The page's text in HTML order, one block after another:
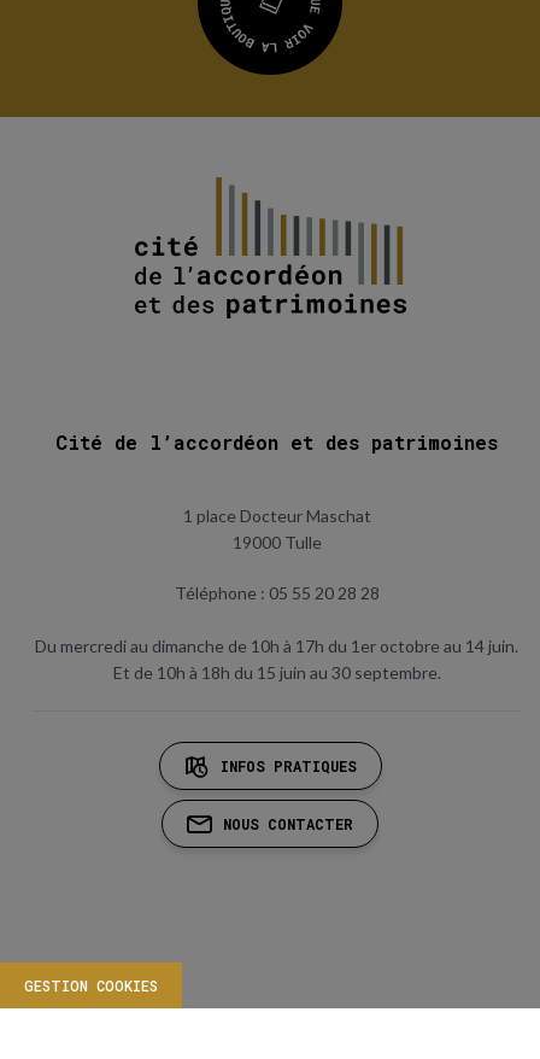
Cité de l’accordéon et des patrimoines
1 place Docteur Maschat
19000 Tulle
Téléphone : 05 55 20 28 28
Du mercredi au dimanche de 10h à 17h du 1er octobre au 14 juin.
Et de 10h à 18h du 15 juin au 30 septembre.
INFOS PRATIQUES
NOUS CONTACTER
GESTION COOKIES